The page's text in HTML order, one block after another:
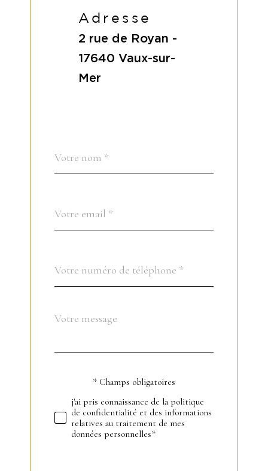
Adresse
2 rue de Royan -
17640 Vaux-sur-
Mer
*
*
*
Fieldset
défaut
Message
Validation
* Champs obligatoires
j'ai pris connaissance de la politique
de confidentialité et des informations
relatives au traitement de mes
données personnelles*